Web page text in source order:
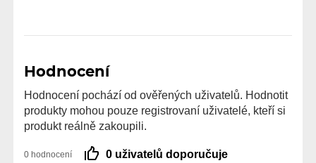
Hodnocení
Hodnocení pochází od ověřených uživatelů. Hodnotit
produkty mohou pouze registrovaní uživatelé, kteří si
produkt reálně zakoupili.
0 hodnocení 0 uživatelů doporučuje